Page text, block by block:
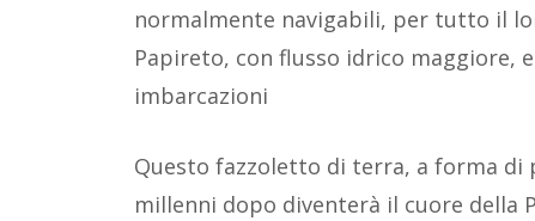
normalmente navigabili, per tutto il
Papireto, con flusso idrico maggiore,
imbarcazioni
Questo fazzoletto di terra, a forma di
millenni dopo diventerà il cuore della